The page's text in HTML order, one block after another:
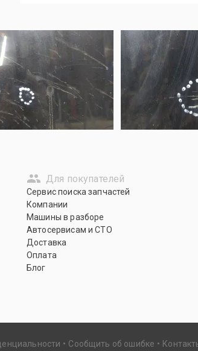
Для покупателей
Сервис поиска запчастей
Компании
Машины в разборе
Автосервисам и СТО
Доставка
Оплата
Блог
Сообщить об ошибке